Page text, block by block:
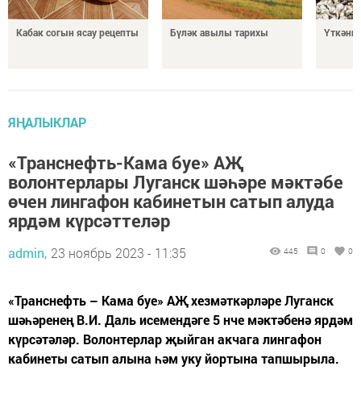
Кабак согын ясау рецепты Бүләк авылы тарихы
ЯҢАЛЫКЛАР
«Транснефть-Кама буе» АҖ
волонтерлары Луганск шәһәре мәктәбе
өчен лингафон кабинетын сатып алуда
ярдәм күрсәттеләр
admin, 23 ноябрь 2023 - 11:35 445 0 0
«Транснефть – Кама буе» АҖ хезмәткәрләре Луганск
шәһәренең В.И. Даль исемендәге 5 нче мәктәбенә ярдәм
күрсәтәләр. Волонтерлар җыйган акчага лингафон
кабинеты сатып алына һәм уку йортына тапшырыла.